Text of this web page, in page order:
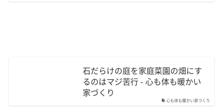
心も体も暖かい家づくり
石だらけの庭を家庭菜園の畑にす
るのはマジ苦行 - 心も体も暖かい
家づくり